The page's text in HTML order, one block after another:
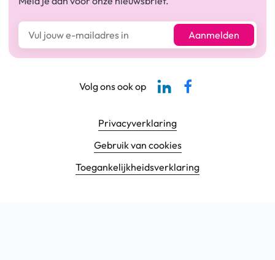
E-mailadres* Aanmelden
Footer navigatie
Privacyverklaring
Gebruik van cookies
Toegankelijkheids­verklaring
Volg ons ook op
Linkedin-pagina SBCM
Facebook SBCM